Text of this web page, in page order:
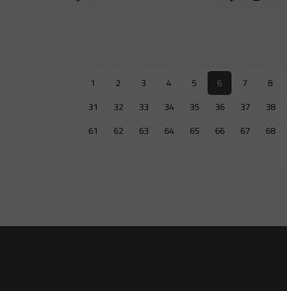
1 2 3 4 5 6 7 8
31
32 33 34 35 36 37 38
61
62 63 64 65 66 67 68